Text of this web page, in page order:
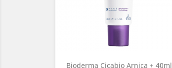
Bioderma Cicabio Arnica + 40ml